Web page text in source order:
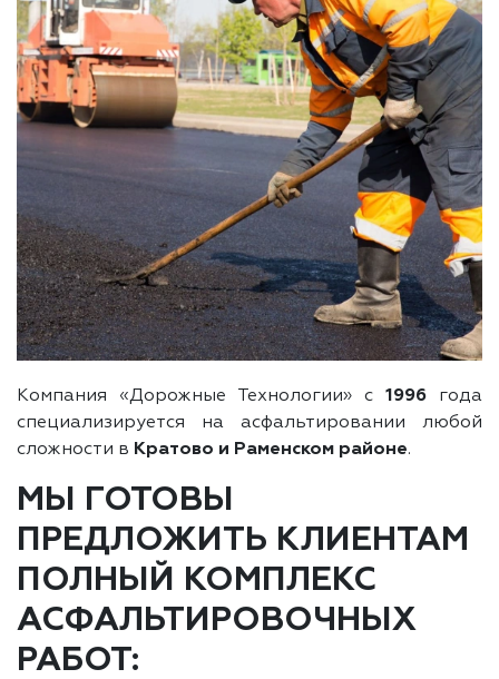
Компания «Дорожные Технологии» с 1996 года
специализируется на асфальтировании любой
сложности в Кратово и Раменском районе.
МЫ ГОТОВЫ
ПРЕДЛОЖИТЬ КЛИЕНТАМ
ПОЛНЫЙ КОМПЛЕКС
АСФАЛЬТИРОВОЧНЫХ
РАБОТ: